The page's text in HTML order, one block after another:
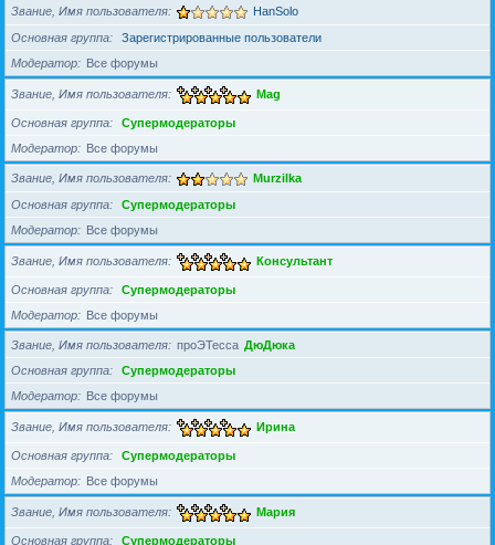
Звание, Имя пользователя HanSolo
Основная группа
Зарегистрированные пользователи
Модератор
Все форумы
Звание, Имя пользователя Mag
Основная группа
Супермодераторы
Модератор
Все форумы
Звание, Имя пользователя Murzilka
Основная группа
Супермодераторы
Модератор
Все форумы
Звание, Имя пользователя Консультант
Основная группа
Супермодераторы
Модератор
Все форумы
Звание, Имя пользователя проЭТесса ДюДюка
Основная группа
Супермодераторы
Модератор
Все форумы
Звание, Имя пользователя Ирина
Основная группа
Супермодераторы
Модератор
Все форумы
Звание, Имя пользователя Мария
Основная группа Супермодераторы